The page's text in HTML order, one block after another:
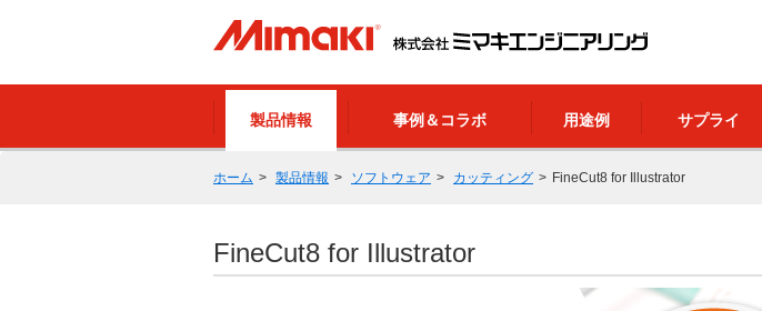
製品情報 事例＆コラボ 用途例 サプライ
ホーム 製品情報 ソフトウェア カッティング FineCut8 for Illustrator
FineCut8 for Illustrator